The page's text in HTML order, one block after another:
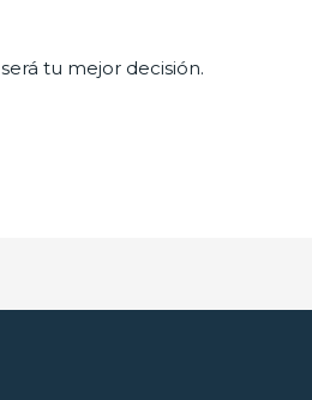
será tu mejor decisión.